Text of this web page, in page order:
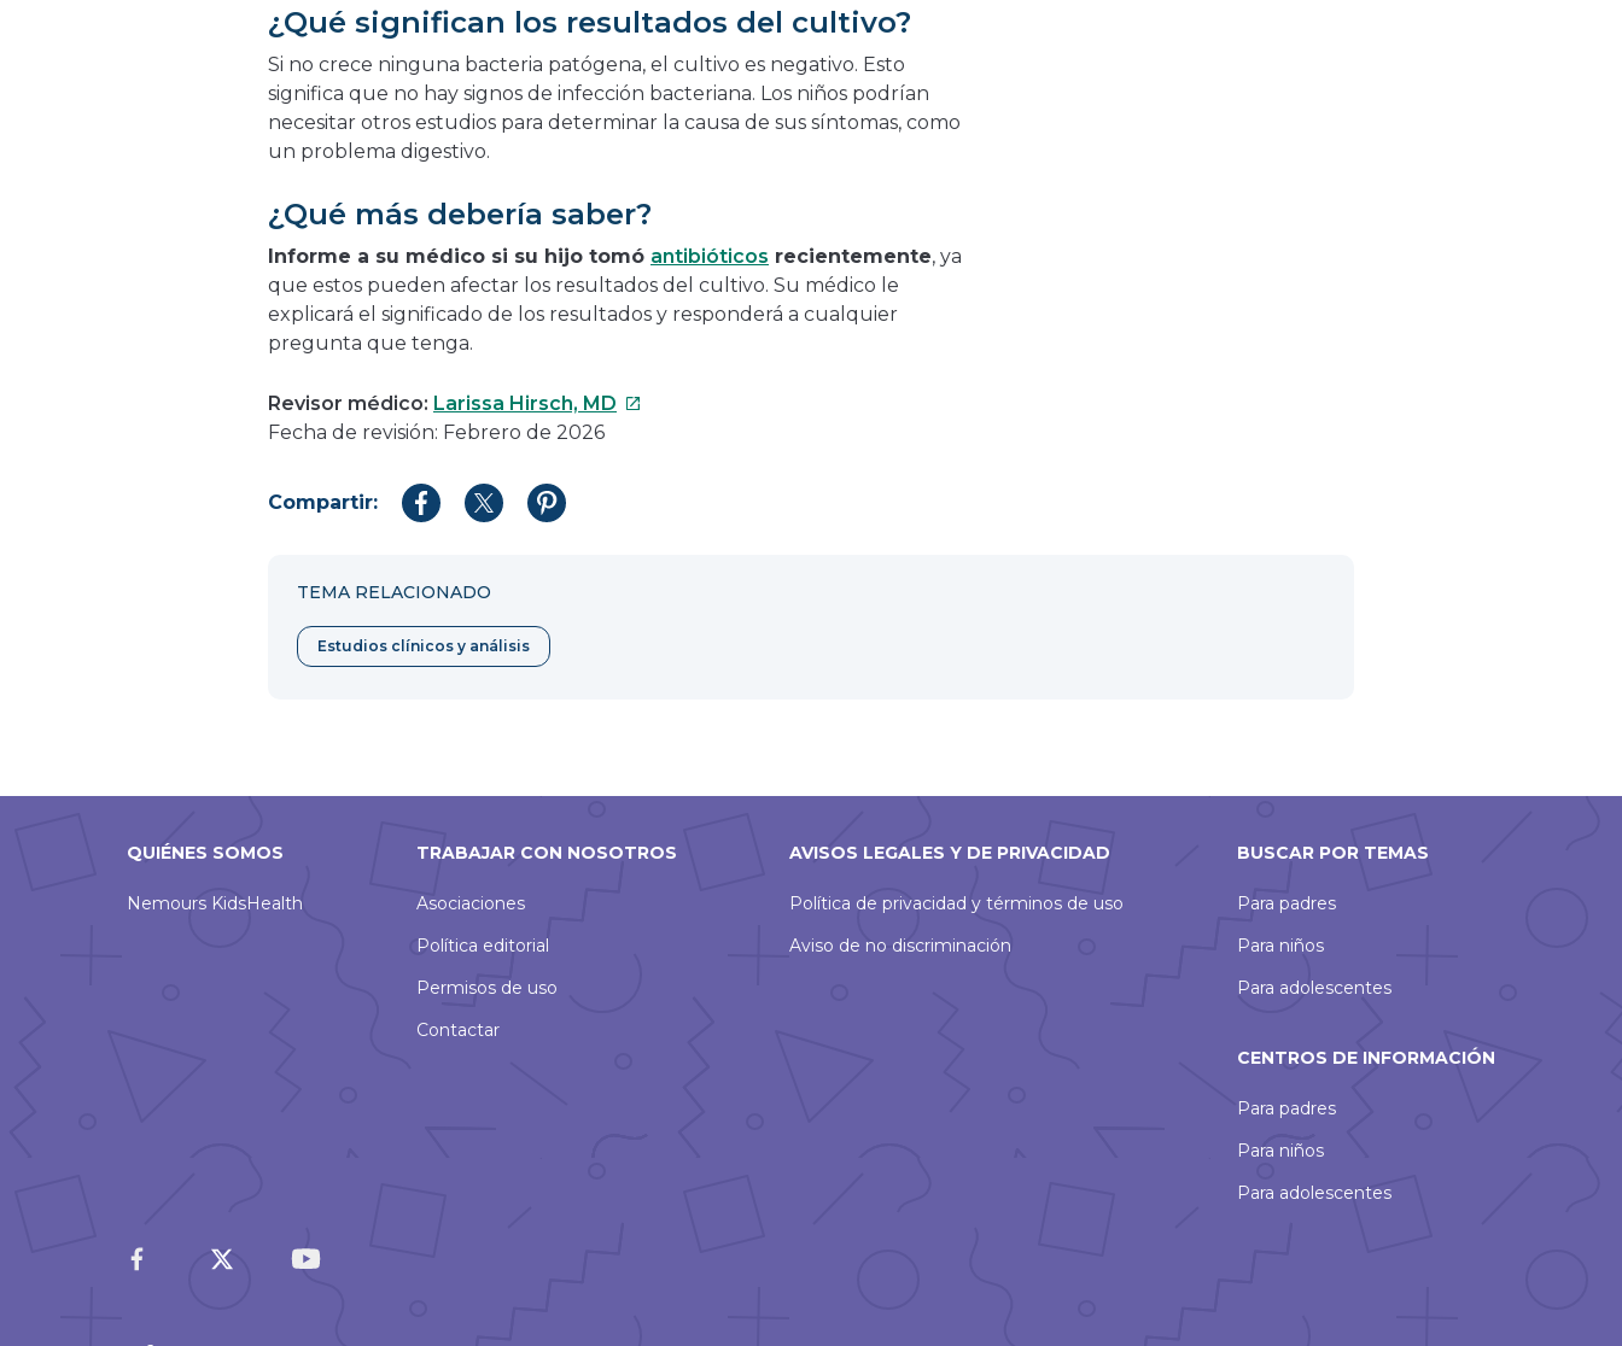
¿Qué significan los resultados del cultivo?
Si no crece ninguna bacteria patógena, el cultivo es negativo. Esto
significa que no hay signos de infección bacteriana. Los niños podrían
necesitar otros estudios para determinar la causa de sus síntomas, como
un problema digestivo.
¿Qué más debería saber?
Informe a su médico si su hijo tomó antibióticos recientemente, ya
que estos pueden afectar los resultados del cultivo. Su médico le
explicará el significado de los resultados y responderá a cualquier
pregunta que tenga.
Revisor médico: Larissa Hirsch, MD Este
Fecha de revisión: Febrero de 2026
Compartir:
CompartirCompartirCompartir
TEMA RELACIONADO
Estudios clínicos y análisis
QUIÉNES SOMOS
Nemours KidsHealth
TRABAJAR CON NOSOTROS
Asociaciones
Política editorial
Permisos de uso
Contactar
AVISOS LEGALES Y DE PRIVACIDAD
Política de privacidad y términos de uso
Aviso de no discriminación
BUSCAR POR TEMAS
Para padres
Para niños
Para adolescentes
CENTROS DE INFORMACIÓN
Para padres
Para niños
Para adolescentes